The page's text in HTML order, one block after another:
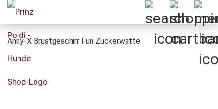
Anny-X Brustgeschirr Fun Zuckerwatte